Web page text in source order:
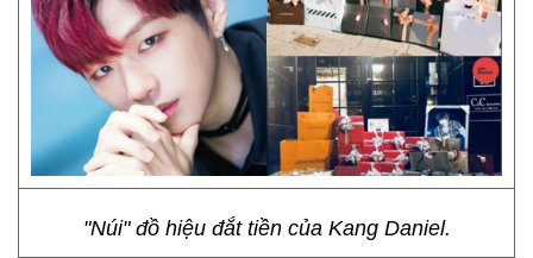
"Núi" đồ hiệu đắt tiền của Kang Daniel.